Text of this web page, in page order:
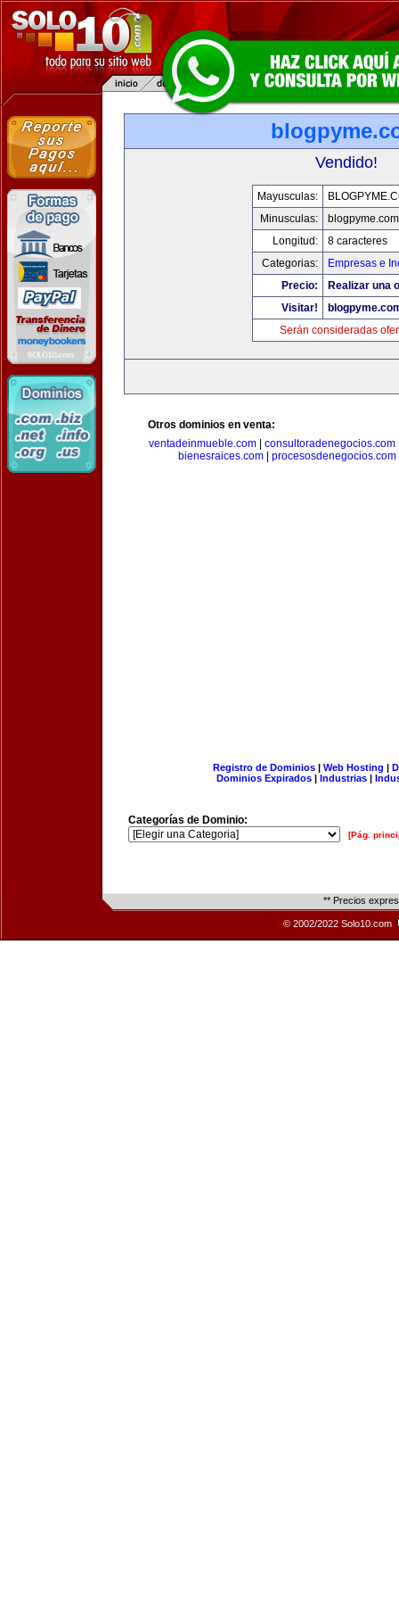
Vendido!
Mayusculas:
Minusculas:
blogpyme.com
Longitud:
8 caracteres
Categorias:
Empresas e
Precio:
Realizar una
Visitar!
Serán consideradas
Otros dominios en venta:
ventadeinmueble.com| consultoradenegocios.com
bienesraices.com
procesosdenegocios.com
Registro de Dominios| Web Hosting |
Dominios Expirados | Industrias |
Categorías de Dominio:
[Pág.
** Precios
© 2002/2022 Solo10.com